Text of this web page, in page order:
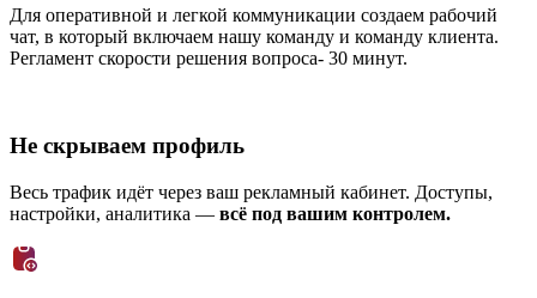
Для оперативной и легкой коммуникации создаем рабочий
чат, в который включаем нашу команду и команду клиента.
Регламент скорости решения вопроса- 30 минут.
Не скрываем профиль
Весь трафик идёт через ваш рекламный кабинет. Доступы,
настройки, аналитика — всё под вашим контролем.